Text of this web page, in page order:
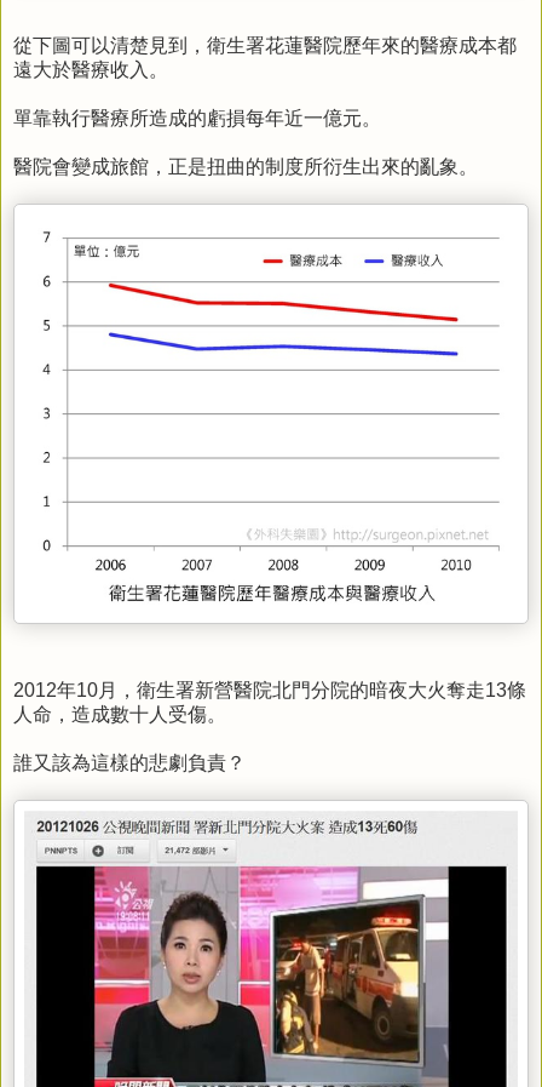
從下圖可以清楚見到，衛生署花蓮醫院歷年來的醫療成本都
遠大於醫療收入。
單靠執行醫療所造成的虧損每年近一億元。
醫院會變成旅館，正是扭曲的制度所衍生出來的亂象。
2012年10月，衛生署新營醫院北門分院的暗夜大火奪走13條
人命，造成數十人受傷。
誰又該為這樣的悲劇負責？